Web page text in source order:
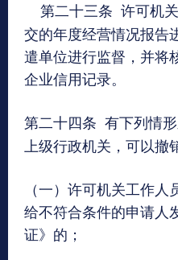
第二十三条 许可机
交的年度经营情况报告
遣单位进行监督，并将
企业信用记录。
第二十四条 有下列情
上级行政机关，可以撤
（一）许可机关工作人
给不符合条件的申请人
证》的；